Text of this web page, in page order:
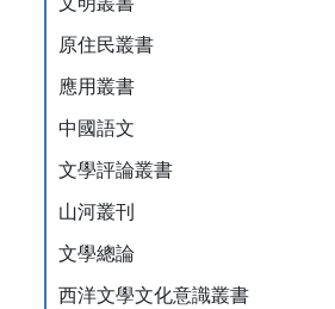
原住民叢書
應用叢書
中國語文
文學評論叢書
山河叢刊
文學總論
西洋文學文化意識叢書